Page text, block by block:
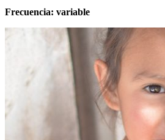
Frecuencia: variable